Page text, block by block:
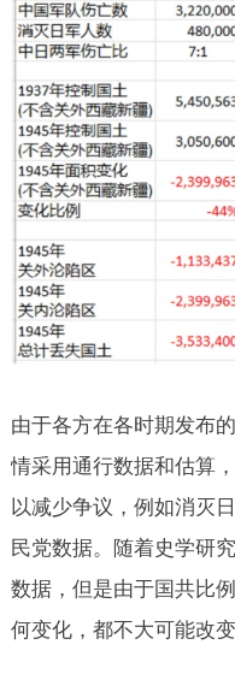
由于各方在各时期发布
情采用通行数据和估算
以减少争议，例如消灭
民党数据。随着史学研
数据，但是由于国共比
何变化，都不大可能改